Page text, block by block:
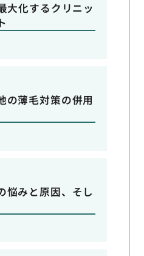
大化するクリニッ
の薄毛対策の併用
悩みと原因、そし